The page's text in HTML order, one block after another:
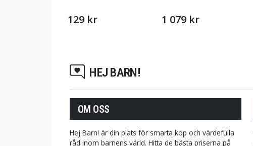
129 kr 1 079 kr
HEJ BARN!
OM OSS
Hej Barn! är din plats för smarta köp och värdefulla
råd inom barnens värld. Hitta de bästa priserna på